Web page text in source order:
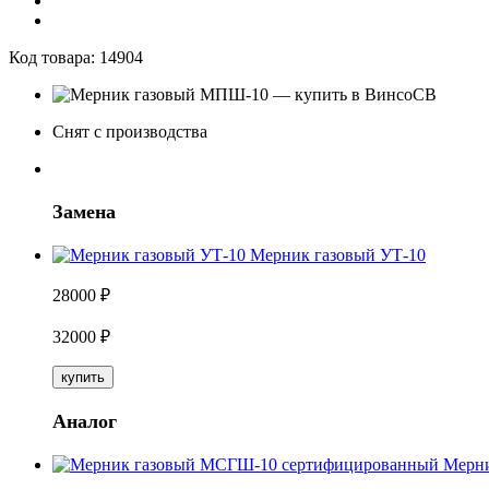
Код товара: 14904
Снят с производства
Замена
Мерник газовый УТ-10
28000 ₽
32000 ₽
купить
Аналог